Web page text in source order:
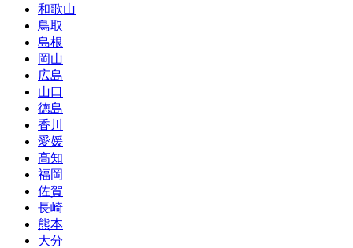
和歌山
鳥取
島根
岡山
広島
山口
徳島
香川
愛媛
高知
福岡
佐賀
長崎
熊本
大分